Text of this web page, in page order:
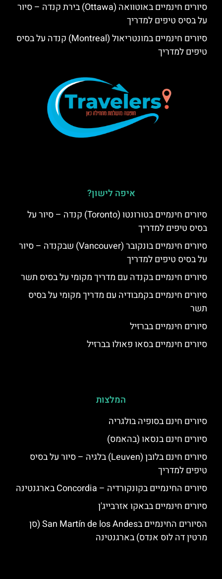
סיורים חינמיים באוטוואה (Ottawa) בירת קנדה – סיור
על בסיס טיפים למדריך
סיורים חינמיים במונטריאול (Montreal) קנדה על בסיס
טיפים למדריך
איפה לישון?
סיורים חינמיים בטורונטו (Toronto) קנדה – סיור על
בסיס טיפים למדריך
סיורים חינמיים בונקובר (Vancouver) שבקנדה – סיור
על בסיס טיפים למדריך
סיורים חינמיים בקנדה עם מדריך מקומי על בסיס תשר
סיורים חינמיים בקמבודיה עם מדריך מקומי על בסיס
תשר
סיורים חינמיים בברזיל
סיורים חינמיים בסאו פאולו בברזיל
המלצות
סיורים חינם בסופיה בולגריה
סיורים חינם בנסאו (בהאמס)
סיורים חינם בלובן (Leuven) בלגיה – סיור על בסיס
טיפים למדריך
סיורים החינמיים בקונקורדיה – Concordia בארגנטינה
סיורים חינמיים בבאקו אזרבייג'ן
הסיורים החינמיים בSan Martín de los Andes (סן
מרטין דה לוס אנדס) בארגנטינה